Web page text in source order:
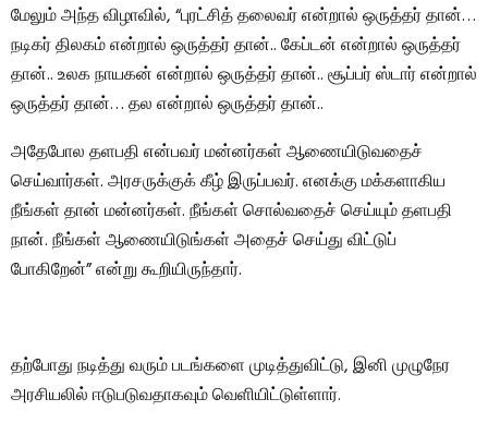
மேலும் அந்த விழாவில், “புரட்சித் தலைவர் என்றால் ஒருத்தர் தான்…
நடிகர் திலகம் என்றால் ஒருத்தர் தான்.. கேப்டன் என்றால் ஒருத்தர்
தான்.. உலக நாயகன் என்றால் ஒருத்தர் தான்.. சூப்பர் ஸ்டார் என்றால்
ஒருத்தர் தான்… தல என்றால் ஒருத்தர் தான்..
அதேபோல தளபதி என்பவர் மன்னர்கள் ஆணையிடுவதைச்
செய்வார்கள். அரசருக்குக் கீழ் இருப்பவர். எனக்கு மக்களாகிய
நீங்கள் தான் மன்னர்கள். நீங்கள் சொல்வதைச் செய்யும் தளபதி
நான். நீங்கள் ஆணையிடுங்கள் அதைச் செய்து விட்டுப்
போகிறேன்” என்று கூறியிருந்தார்.
தற்போது நடித்து வரும் படங்களை முடித்துவிட்டு, இனி முழுநேர
அரசியலில் ஈடுபடுவதாகவும் வெளியிட்டுள்ளார்.